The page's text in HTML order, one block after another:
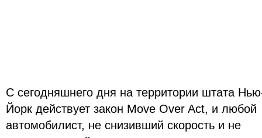
С сегодняшнего дня на территории штата
Йорк действует закон Move Over Act, и любой
автомобилист, не снизивший скорость и не